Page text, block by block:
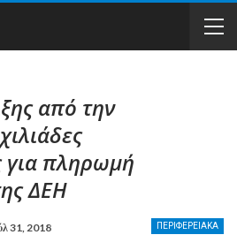
από την
πληρωμή
ΔΕΗ
ΠΕΡΙΦΕΡΕΙΑΚΑ
31, 2018